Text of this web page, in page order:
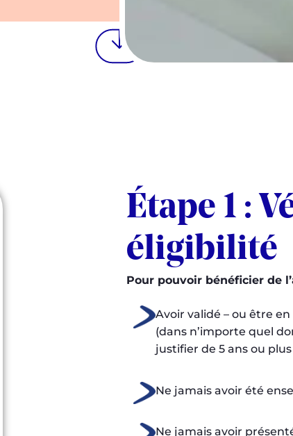
Étape 1 :
éligibilité
Pour pouvoir bénéficier de
Avoir validé – ou être
(dans n’importe quel
justifier de 5 ans ou
Ne jamais avoir été
Ne jamais avoir